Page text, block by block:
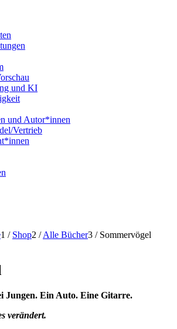
und KI
und Autor*innen
Vertrieb
1 / Shop2 / Alle Bücher3 / Sommervögel
Jungen. Ein Auto. Eine Gitarre.
verändert.